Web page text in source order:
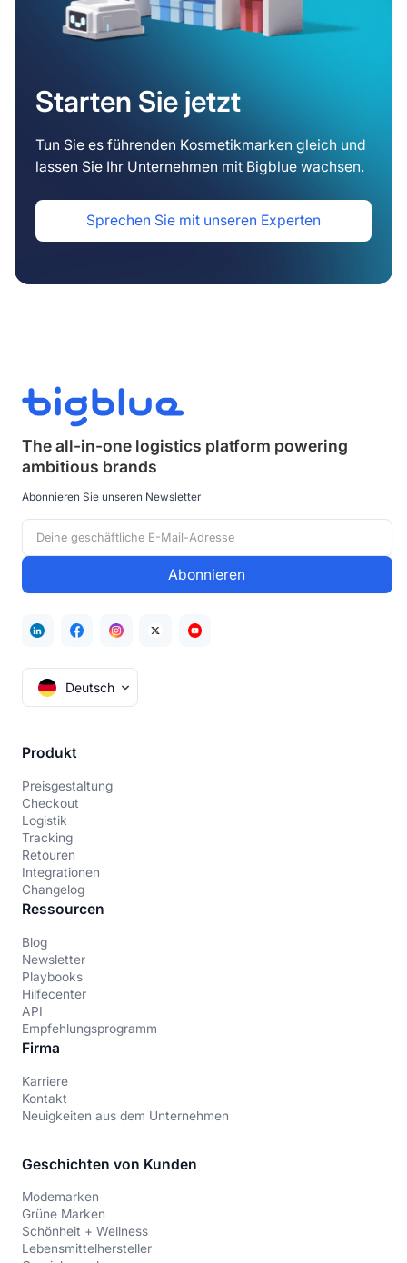
Starten Sie jetzt
Tun Sie es führenden Kosmetikmarken gleich und
lassen Sie Ihr Unternehmen mit Bigblue wachsen.
Sprechen Sie mit unseren Experten
The all-in-one logistics platform powering
ambitious brands
Abonnieren Sie unseren Newsletter
Deutsch
Produkt
Preisgestaltung
Checkout
Logistik
Tracking
Retouren
Integrationen
Changelog
Ressourcen
Blog
Newsletter
Playbooks
Hilfecenter
API
Empfehlungsprogramm
Firma
Karriere
Kontakt
Neuigkeiten aus dem Unternehmen
Geschichten von Kunden
Modemarken
Grüne Marken
Schönheit + Wellness
Lebensmittelhersteller